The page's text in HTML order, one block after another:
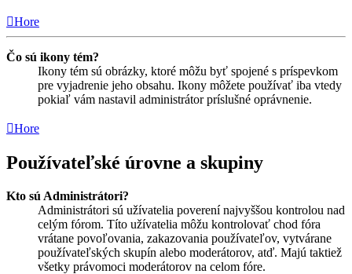
Hore
Čo sú ikony tém?
Ikony tém sú obrázky, ktoré môžu byť spojené s príspevkom
pre vyjadrenie jeho obsahu. Ikony môžete používať iba vtedy
pokiaľ vám nastavil administrátor príslušné oprávnenie.
Hore
Používateľské úrovne a skupiny
Kto sú Administrátori?
Administrátori sú užívatelia poverení najvyššou kontrolou nad
celým fórom. Títo užívatelia môžu kontrolovať chod fóra
vrátane povoľovania, zakazovania používateľov, vytvárane
používateľských skupín alebo moderátorov, atď. Majú taktiež
všetky právomoci moderátorov na celom fóre.